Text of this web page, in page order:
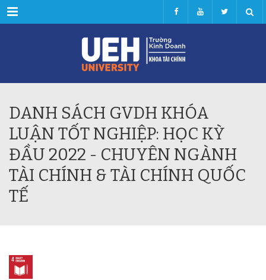
Menu
DANH SÁCH GVDH KHÓA
LUẬN TỐT NGHIỆP: HỌC KỲ
ĐẦU 2022 - CHUYÊN NGÀNH
TÀI CHÍNH & TÀI CHÍNH QUỐC
TẾ